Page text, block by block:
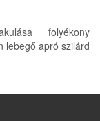
folyékony
lebegő apró szilárd